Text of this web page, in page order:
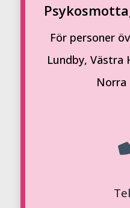
För personer
Lundby, Västra
Norra